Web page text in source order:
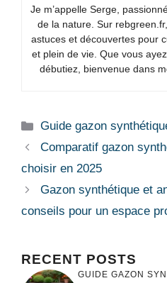
Je m’appelle Serge,
de la nature. Sur
astuces et découvertes pour
et plein de vie. Que vous
débutiez, bienvenue dans
Catégories
Guide gazon
Comparatif gazon
choisir en 2025
Gazon synthétique et
conseils pour un espace
RECENT POSTS
GUIDE GAZON